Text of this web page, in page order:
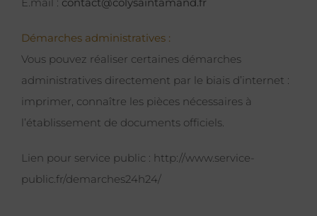
Démarches administratives :
Vous pouvez réaliser certaines démarches
administratives directement par le biais d’internet :
imprimer, connaître les pièces nécessaires à
l’établissement de documents officiels.
Lien pour service public : http://www.service-
public.fr/demarches24h24/